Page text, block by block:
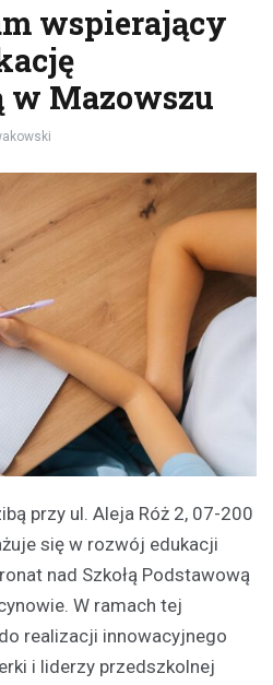
wspierający
w Mazowszu
przy ul. Aleja Róż 2, 07-200
się w rozwój edukacji
nad Szkołą Podstawową
W ramach tej
realizacji innowacyjnego
i liderzy przedszkolnej